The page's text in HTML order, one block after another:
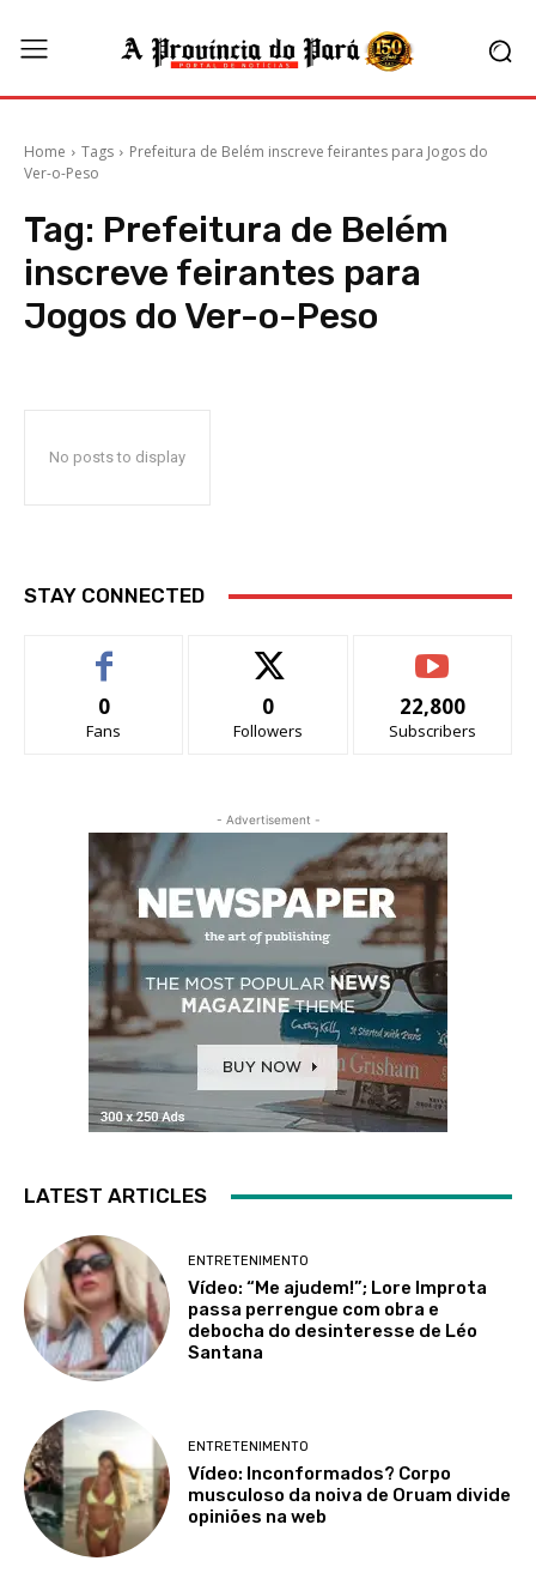
Home Tags
Prefeitura de Belém inscreve feirantes para Jogos do
Ver-o-Peso
Tag: Prefeitura de Belém
inscreve feirantes para
Jogos do Ver-o-Peso
No posts to display
STAY CONNECTED
0
Fans
0
Followers
22,800
Subscribers
- Advertisement -
LATEST ARTICLES
ENTRETENIMENTO
Vídeo: “Me ajudem!”; Lore Improta
passa perrengue com obra e
debocha do desinteresse de Léo
Santana
ENTRETENIMENTO
Vídeo: Inconformados? Corpo
musculoso da noiva de Oruam divide
opiniões na web